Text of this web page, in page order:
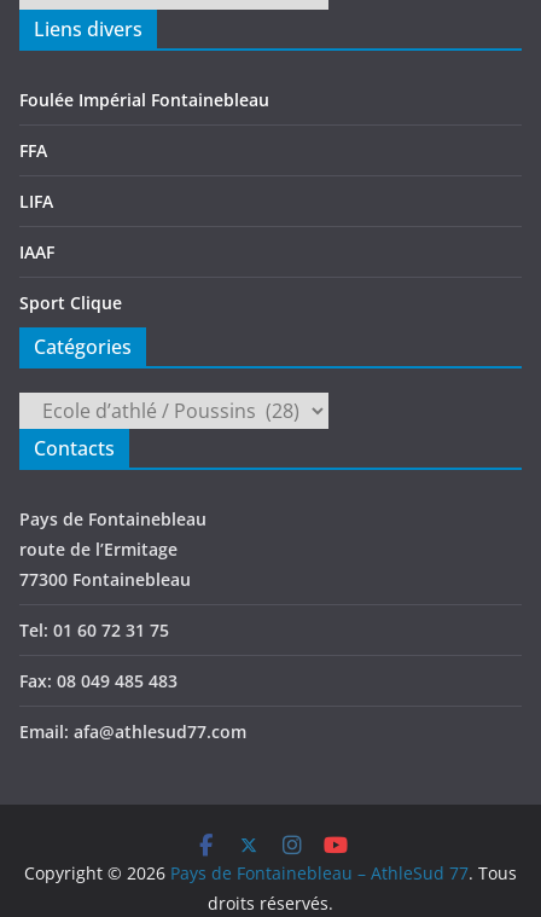
Liens divers
Foulée Impérial Fontainebleau
FFA
LIFA
IAAF
Sport Clique
Catégories
Catégories
Contacts
Pays de Fontainebleau
route de l’Ermitage
77300 Fontainebleau
Tel: 01 60 72 31 75
Fax: 08 049 485 483
Email: afa@athlesud77.com
Copyright © 2026 Pays de Fontainebleau – AthleSud 77. Tous
droits réservés.